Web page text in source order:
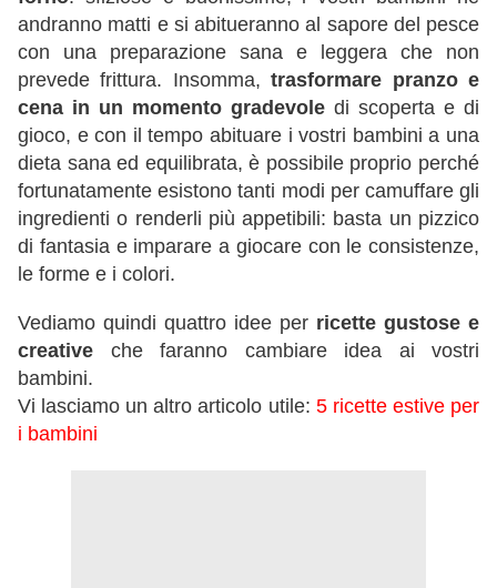
andranno matti e si abitueranno al sapore del pesce
con una preparazione sana e leggera che non
prevede frittura. Insomma, trasformare pranzo e
cena in un momento gradevole di scoperta e di
gioco, e con il tempo abituare i vostri bambini a una
dieta sana ed equilibrata, è possibile proprio perché
fortunatamente esistono tanti modi per camuffare gli
ingredienti o renderli più appetibili: basta un pizzico
di fantasia e imparare a giocare con le consistenze,
le forme e i colori.
Vediamo quindi quattro idee per ricette gustose e
creative che faranno cambiare idea ai vostri
bambini.
Vi lasciamo un altro articolo utile: 5 ricette estive per
i bambini